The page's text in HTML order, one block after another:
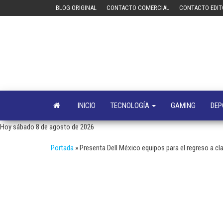
BLOG ORIGINAL CONTACTO COMERCIAL CONTACTO
INICIO TECNOLOGÍA GAMING
Hoy sábado 8 de agosto de 2026
Portada »Presenta Dell México equipos para el regreso a